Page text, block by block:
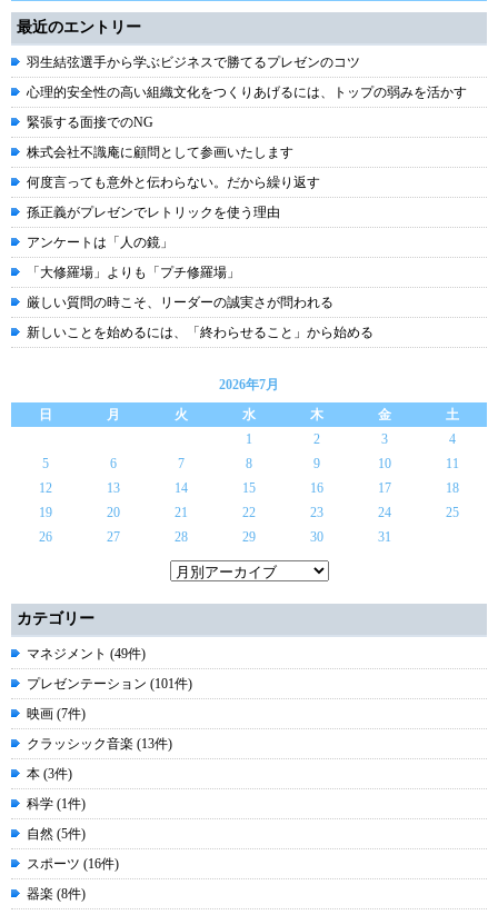
最近のエントリー
羽生結弦選手から学ぶビジネスで勝てるプレゼンのコツ
心理的安全性の高い組織文化をつくりあげるには、トップの弱みを活かす
緊張する面接でのNG
株式会社不識庵に顧問として参画いたします
何度言っても意外と伝わらない。だから繰り返す
孫正義がプレゼンでレトリックを使う理由
アンケートは「人の鏡」
「大修羅場」よりも「プチ修羅場」
厳しい質問の時こそ、リーダーの誠実さが問われる
新しいことを始めるには、「終わらせること」から始める
2026年7月
日
月 火 水 木 金
土
1
2 3
4
5
6 7 8 9 10
11
12
13 14 15 16 17
18
19
20 21 22 23 24
25
26
27 28 29 30 31
カテゴリー
マネジメント (49件)
プレゼンテーション (101件)
映画 (7件)
クラッシック音楽 (13件)
本 (3件)
科学 (1件)
自然 (5件)
スポーツ (16件)
器楽 (8件)